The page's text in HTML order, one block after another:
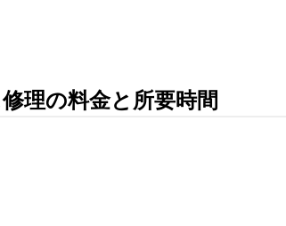
理の料金と所要時間